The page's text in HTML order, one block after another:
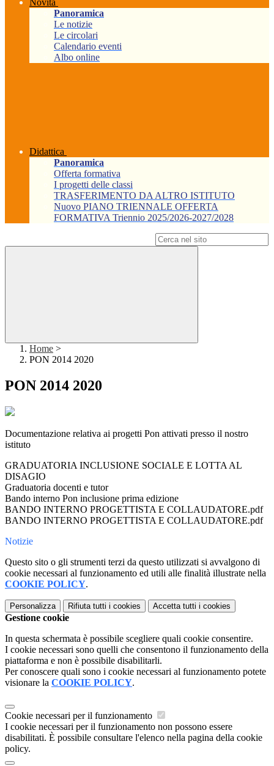
Novità
Panoramica
Le notizie
Le circolari
Calendario eventi
Albo online
Didattica
Panoramica
Offerta formativa
I progetti delle classi
TRASFERIMENTO DA ALTRO ISTITUTO
Nuovo PIANO TRIENNALE OFFERTA
FORMATIVA Triennio 2025/2026-2027/2028
Home >
PON 2014 2020
PON 2014 2020
Documentazione relativa ai progetti Pon attivati presso il nostro
istituto
GRADUATORIA INCLUSIONE SOCIALE E LOTTA AL
DISAGIO
Graduatoria docenti e tutor
Bando interno Pon inclusione prima edizione
BANDO INTERNO PROGETTISTA E COLLAUDATORE.pdf
BANDO INTERNO PROGETTISTA E COLLAUDATORE.pdf
Notizie
Questo sito o gli strumenti terzi da questo utilizzati si avvalgono di
cookie necessari al funzionamento ed utili alle finalità illustrate nella
COOKIE POLICY.
Personalizza Rifiuta tutti i cookies Accetta tutti i cookies
Gestione cookie
In questa schermata è possibile scegliere quali cookie consentire.
I cookie necessari sono quelli che consentono il funzionamento della
piattaforma e non è possibile disabilitarli.
Per conoscere quali sono i cookie necessari al funzionamento potete
visionare la COOKIE POLICY.
Cookie necessari per il funzionamento
I cookie necessari per il funzionamento non possono essere
disabilitati. È possibile consultare l'elenco nella pagina della cookie
policy.